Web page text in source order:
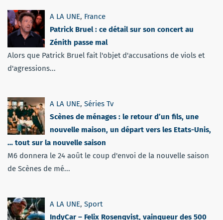
A LA UNE, France
Patrick Bruel : ce détail sur son concert au
Zénith passe mal
Alors que Patrick Bruel fait l'objet d'accusations de viols et
d'agressions...
A LA UNE, Séries Tv
Scènes de ménages : le retour d’un fils, une
nouvelle maison, un départ vers les Etats-Unis,
… tout sur la nouvelle saison
M6 donnera le 24 août le coup d'envoi de la nouvelle saison
de Scènes de mé...
A LA UNE, Sport
IndyCar – Felix Rosenqvist, vainqueur des 500